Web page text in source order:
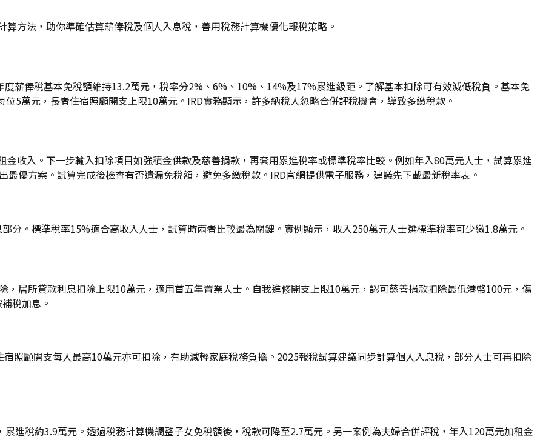
方法，助你準確估算薪俸稅及個人入息稅，善用稅務計算機優化報稅策略。
薪俸稅基本免稅額維持13.2萬元，稅率分2%、6%、10%、14%及17%累進級距。了解基本扣除可有效減低稅負。基本免
5萬元，長者住宿照顧開支上限10萬元。IRD實務顯示，許多納稅人忽略合併評稅機會，導致多繳稅款。
收入。下一步輸入扣除項目如強積金供款及慈善捐款，再套用累進稅率或標準稅率比較。例如年入80萬元人士，試算累進
優方案。試算完成後檢查有否遺漏免稅額，避免多繳稅款。IRD官網提供電子服務，建議先下載最新稅率表。
分。標準稅率15%適合高收入人士，試算時兩者比較最為關鍵。實例顯示，收入250萬元人士選標準稅率可少繳1.8萬元。
居所貸款利息扣除上限10萬元，適用首五年置業人士。自我進修開支上限10萬元，認可慈善捐款扣除最低港幣100元，傷
稅加息。
照顧開支每人最高10萬元亦可扣除，有助減輕家庭稅務負擔。2025報稅試算建議同步計算個人入息稅，部分人士可再扣除
進稅約3.9萬元。透過稅務計算機調整子女免稅額後，稅款可降至2.7萬元。另一案例為夫婦合併評稅，年入120萬元加租金